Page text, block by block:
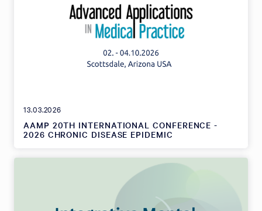
13.03.2026
AAMP 20TH INTERNATIONAL CONFERENCE -
2026 CHRONIC DISEASE EPIDEMIC